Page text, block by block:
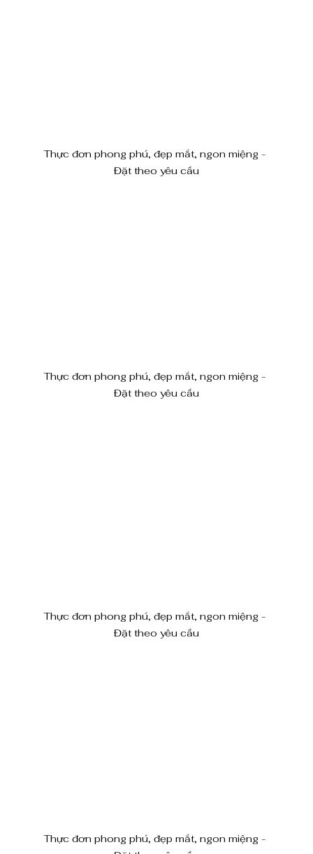
Thực đơn phong phú, đẹp mắt, ngon miệng -
Đặt theo yêu cầu
Thực đơn phong phú, đẹp mắt, ngon miệng -
Đặt theo yêu cầu
Thực đơn phong phú, đẹp mắt, ngon miệng -
Đặt theo yêu cầu
Thực đơn phong phú, đẹp mắt, ngon miệng -